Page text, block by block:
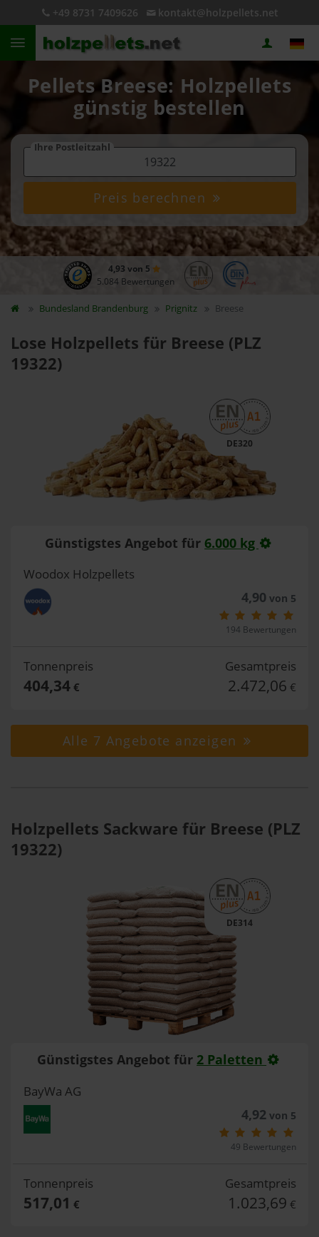
+49 8731 7409626 kontakt@holzpellets.net
Pellets Breese: Holzpellets
günstig bestellen
Ihre Postleitzahl
Preis berechnen
4,93 von 5
5.084 Bewertungen
Bundesland Brandenburg Prignitz Breese
Lose Holzpellets für Breese (PLZ
19322)
DE320
Günstigstes Angebot für 6.000 kg
Woodox Holzpellets
4,90 von 5
194 Bewertungen
Tonnenpreis
404,34€
Gesamtpreis
2.472,06 €
Alle 7 Angebote anzeigen
Holzpellets Sackware für Breese (PLZ
19322)
DE314
Günstigstes Angebot für 2 Paletten
BayWa AG
4,92von 5
49 Bewertungen
Tonnenpreis
517,01 €
Gesamtpreis
1.023,69 €